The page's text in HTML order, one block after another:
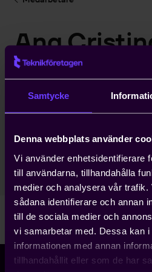
Samtycke
Denna webbplats använder
Vi använder enhetsidentifierare
till användarna, tillhandahålla
medier och analysera vår
sådana identifierare och annan
till de sociala medier och
vi samarbetar med. Dessa kan
informationen med annan
tillhandahållit eller som de har
Ana
Hernández
Redaktör
Kommunikation
Stockholm
08-782 09 43